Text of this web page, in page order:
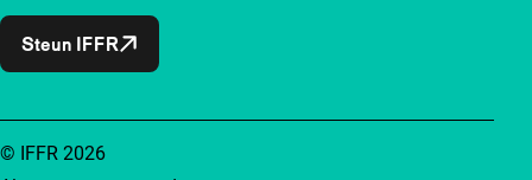
Steun IFFR
© IFFR 2026